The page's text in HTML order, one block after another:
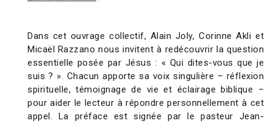
Dans cet ouvrage collectif, Alain Joly, Corinne Akli et
Micaël Razzano nous invitent à redécouvrir la question
essentielle posée par Jésus : « Qui dites-vous que je
suis ? ». Chacun apporte sa voix singulière – réflexion
spirituelle, témoignage de vie et éclairage biblique –
pour aider le lecteur à répondre personnellement à cet
appel. La préface est signée par le pasteur Jean-